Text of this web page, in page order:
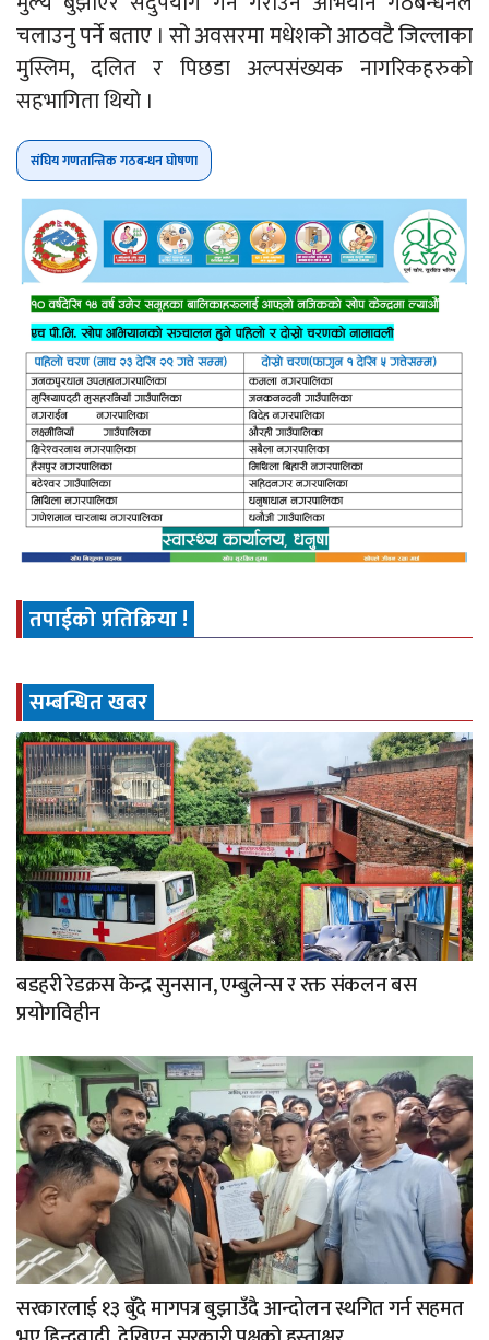
चलाउनु पर्ने बताए । सो अवसरमा मधेशको आठवटै जिल्लाका
मुस्लिम, दलित र पिछडा अल्पसंख्यक नागरिकहरुको
सहभागिता थियो ।
संघिय गणतान्त्रिक गठबन्धन घोषणा
तपाईको प्रतिक्रिया !
सम्बन्धित खबर
बडहरी रेडक्रस केन्द्र सुनसान, एम्बुलेन्स र रक्त संकलन बस
प्रयोगविहीन
सरकारलाई १३ बुँदे मागपत्र बुझाउँदै आन्दोलन स्थगित गर्न सहमत